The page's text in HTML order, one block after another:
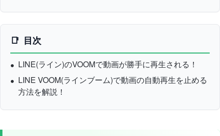
目次
LINE(ライン)のVOOMで動画が勝手に再生される！
LINE VOOM(ラインブーム)で動画の自動再生を止める
方法を解説！